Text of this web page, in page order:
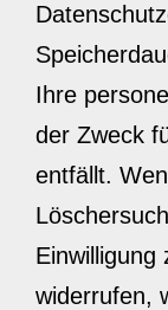
Ihre
der Zweck
entfällt.
Einwilligung
widerrufen,